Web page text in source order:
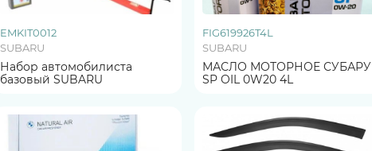
EMKIT0012
SUBARU
Набор автомобилиста
базовый SUBARU
FIG619926T4L
SUBARU
МАСЛО МОТОРНОЕ СУБАРУ
SP OIL 0W20 4L